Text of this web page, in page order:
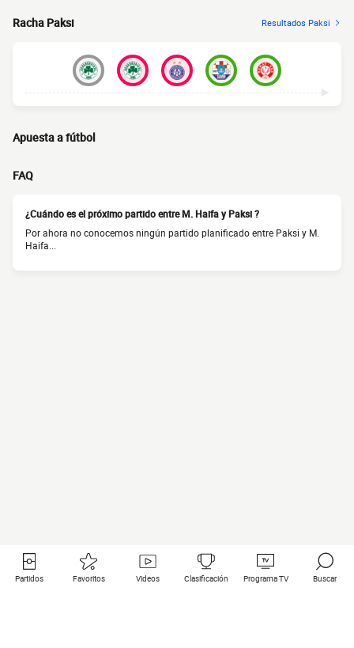
Racha Paksi Resultados Paksi
Apuesta a fútbol
FAQ
¿Cuándo es el próximo partido entre M. Haifa y Paksi ?
Por ahora no conocemos ningún partido planificado entre Paksi y M.
Haifa...
Partidos Favoritos Videos Clasificación Programa TV Buscar